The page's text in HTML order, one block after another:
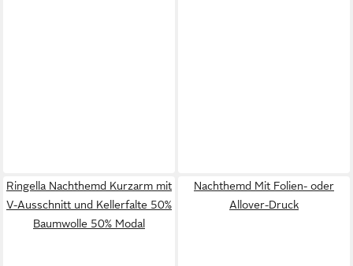
Ringella Nachthemd Kurzarm mit
V-Ausschnitt und Kellerfalte 50%
Baumwolle 50% Modal
Nachthemd Mit Folien- oder
Allover-Druck